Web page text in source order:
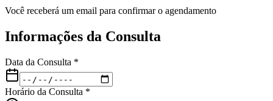
Você receberá um email para confirmar o agendamento
Informações da Consulta
Data da Consulta *
Horário da Consulta *